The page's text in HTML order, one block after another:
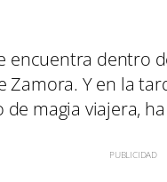
encuentra dentro
Zamora. Y en la
magia viajera,